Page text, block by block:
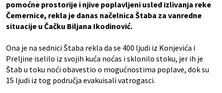
pomoćne prostorije i njive poplavljeni usled izlivanja reke
Čemernice, rekla je danas načelnica Štaba za vanredne
situacije u Čačku Biljana Ikodinović.
Ona je na sednici Štaba rekla da se 400 ljudi iz Konjevića i
Preljine iselilo iz svojih kuća noćas i sklonilo stoku, jer ih je
Štab u toku noći obavestio o mogućnostima poplave, dok su
15 ljudi iz tog područja evakuisali vatrogasci.